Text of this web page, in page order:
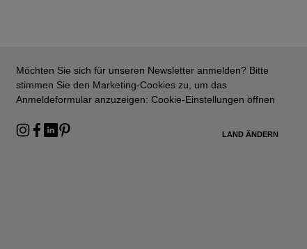
Möchten Sie sich für unseren Newsletter anmelden? Bitte
stimmen Sie den Marketing-Cookies zu, um das
Anmeldeformular anzuzeigen: Cookie-Einstellungen öffnen
LAND ÄNDERN